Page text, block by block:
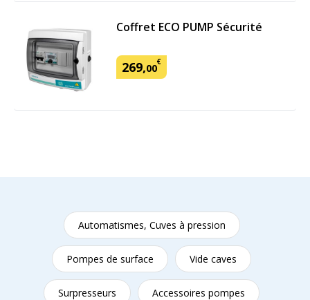
Coffret ECO PUMP Sécurité
269,00€
Automatismes, Cuves à pression
Pompes de surface Vide caves
Surpresseurs Accessoires pompes